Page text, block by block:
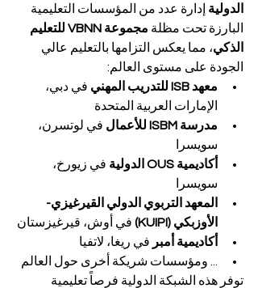
الدولية إدارة عدد من المؤسسات التعليمية
البارزة تحت مظلة
مجموعة VBNN للتعليم
الذكي، مما يعكس التزامها بالتعليم عالي
الجودة على مستوى العالم:
معهد ISB للتدريب المهني
في دبي،
الإمارات العربية المتحدة
مدرسة ISBM للأعمال
في لوتسرن،
سويسرا
أكاديمية OUS الدولية
في زيورخ،
سويسرا
المعهد التربوي الدولي القيرغيزي-
الأوزبكي (KUIPI)
في أوش، قيرغيزستان
أكاديمية أمبر في ريغا، لاتفيا
... ومؤسسات شريكة أخرى حول العالم
توفر هذه الشبكة الدولية فرصاً تعليمية